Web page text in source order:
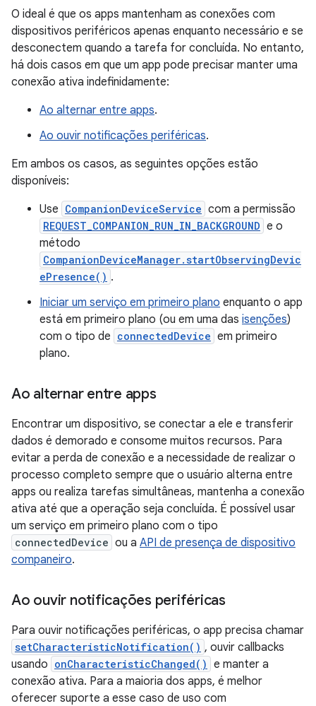
O ideal é que os apps mantenham as conexões com
dispositivos periféricos apenas enquanto necessário e se
desconectem quando a tarefa for concluída. No entanto,
há dois casos em que um app pode precisar manter uma
conexão ativa indefinidamente:
Ao alternar entre apps.
Ao ouvir notificações periféricas.
Em ambos os casos, as seguintes opções estão
disponíveis:
Use CompanionDeviceService com a permissão
REQUEST_COMPANION_RUN_IN_BACKGROUND e o
método
CompanionDeviceManager.startObservingDevic
ePresence() .
Iniciar um serviço em primeiro plano enquanto o app
está em primeiro plano (ou em uma das isenções)
com o tipo de connectedDevice em primeiro
plano.
Ao alternar entre apps
Encontrar um dispositivo, se conectar a ele e transferir
dados é demorado e consome muitos recursos. Para
evitar a perda de conexão e a necessidade de realizar o
processo completo sempre que o usuário alterna entre
apps ou realiza tarefas simultâneas, mantenha a conexão
ativa até que a operação seja concluída. É possível usar
um serviço em primeiro plano com o tipo
connectedDevice ou a API de presença de dispositivo
companeiro.
Ao ouvir notificações periféricas
Para ouvir notificações periféricas, o app precisa chamar
setCharacteristicNotification() , ouvir callbacks
usando onCharacteristicChanged() e manter a
conexão ativa. Para a maioria dos apps, é melhor
oferecer suporte a esse caso de uso com